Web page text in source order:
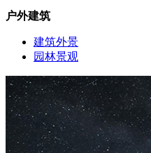
户外建筑
建筑外景
园林景观